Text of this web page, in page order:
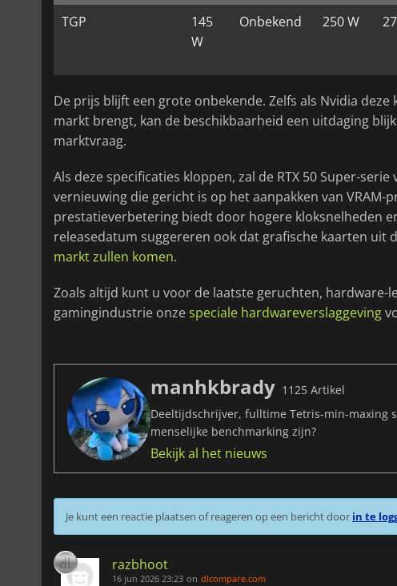
TGP
145
W
Onbekend 250 W
De prijs blijft een grote onbekende. Zelfs als Nvidia
markt brengt, kan de beschikbaarheid een uitdaging
marktvraag.
Als deze specificaties kloppen, zal de RTX 50 Super-
vernieuwing die gericht is op het aanpakken van
prestatieverbetering biedt door hogere kloksnelheden
releasedatum suggereren ook dat grafische kaarten uit
markt zullen komen.
Zoals altijd kunt u voor de laatste geruchten, hardware-
gamingindustrie onzespeciale hardwareverslaggeving
manhkbrady 1125 Artikel
Deeltijdschrijver, fulltime Tetris-min-maxing
menselijke benchmarking zijn?
Bekijk al het nieuws
Je kunt een reactie plaatsen of reageren op een bericht door in te
razbhoot
16 jun 2026 23:23 on dlcompare.com